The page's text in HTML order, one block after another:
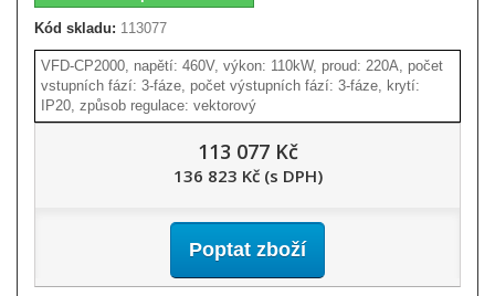
Kód skladu: 113077
VFD-CP2000, napětí: 460V, výkon: 110kW, proud: 220A, počet
vstupních fází: 3-fáze, počet výstupních fází: 3-fáze, krytí:
IP20, způsob regulace: vektorový
113 077 Kč
136 823 Kč (s DPH)
Poptat zboží